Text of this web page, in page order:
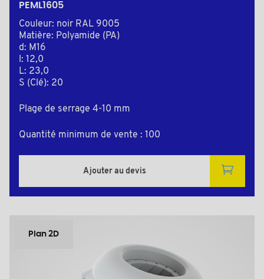
PEML1605
Couleur: noir RAL 9005
Matière: Polyamide (PA)
d: M16
l: 12,0
L: 23,0
S (Clé): 20
Plage de serrage 4-10 mm
Quantité minimum de vente : 100
Ajouter au devis
Plan 2D